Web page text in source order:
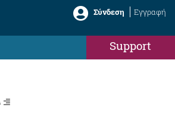
Σύνδεση Εγγραφή
Support